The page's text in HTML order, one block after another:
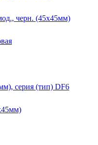
черн. (45х45мм)
серия (тип) DF6